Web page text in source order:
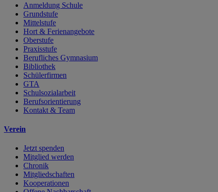
Anmeldung Schule
Grundstufe
Mittelstufe
Hort & Ferienangebote
Oberstufe
Praxisstufe
Berufliches Gymnasium
Bibliothek
Schülerfirmen
GTA
Schulsozialarbeit
Berufsorientierung
Kontakt & Team
Verein
Jetzt spenden
Mitglied werden
Chronik
Mitgliedschaften
Kooperationen